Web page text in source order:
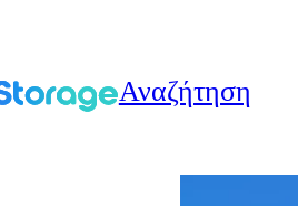
Αναζήτηση